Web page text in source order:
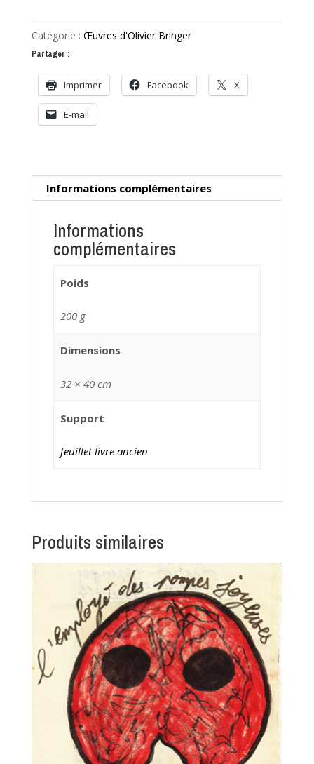
le
longuenbouche
Catégorie : Œuvres d'Olivier Bringer
Partager :
Imprimer Facebook X
E-mail
Informations complémentaires
Informations
complémentaires
Poids
200 g
Dimensions
32 × 40 cm
Support
feuillet livre ancien
Produits similaires